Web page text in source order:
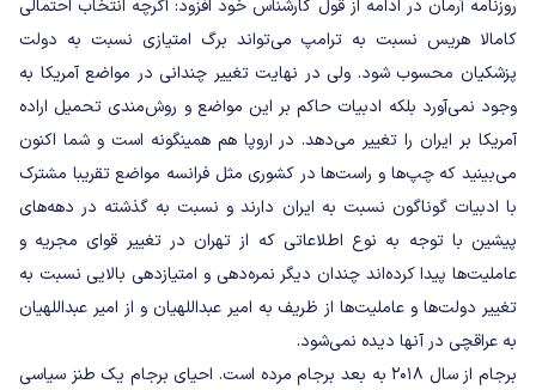
روزنامه آرمان در ادامه از قول کارشناس خود افزود: اگرچه انتخاب احتمالی
کامالا هریس نسبت به ترامپ می‌تواند برگ امتیازی نسبت به دولت
پزشکیان محسوب شود. ولی در نهایت تغییر چندانی در مواضع آمریکا به
وجود نمی‌آورد بلکه ادبیات حاکم بر این مواضع و روش‌مندی تحمیل اراده
آمریکا بر ایران را تغییر می‌دهد. در اروپا هم همینگونه است و شما اکنون
می‌بینید که چپ‌ها و راست‌ها در کشوری مثل فرانسه مواضع تقریبا مشترک
با ادبیات گوناگون نسبت به ایران دارند و نسبت به گذشته در دهه‌های
پیشین با توجه به نوع اطلاعاتی که از تهران در تغییر قوای مجریه و
عاملیت‌ها پیدا کرده‌اند چندان دیگر نمره‌دهی و امتیازدهی بالایی نسبت به
تغییر دولت‌ها و عاملیت‌ها از ظریف به امیر عبداللهیان و از امیر عبداللهیان
به عراقچی در آنها دیده نمی‌شود.
برجام از سال ۲۰۱۸ به بعد برجام مرده است. احیای برجام یک طنز سیاسی